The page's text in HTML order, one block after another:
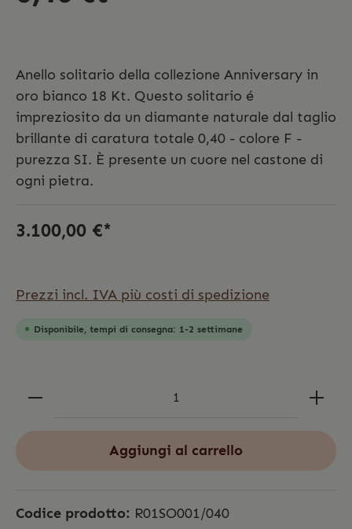
Anello solitario della collezione Anniversary in
oro bianco 18 Kt. Questo solitario é
impreziosito da un diamante naturale dal taglio
brillante di caratura totale 0,40 - colore F -
purezza SI. È presente un cuore nel castone di
ogni pietra.
3.100,00 €*
Prezzi incl. IVA più costi di spedizione
Disponibile, tempi di consegna: 1-2 settimane
Aggiungi al carrello
Codice prodotto: R01SO001/040